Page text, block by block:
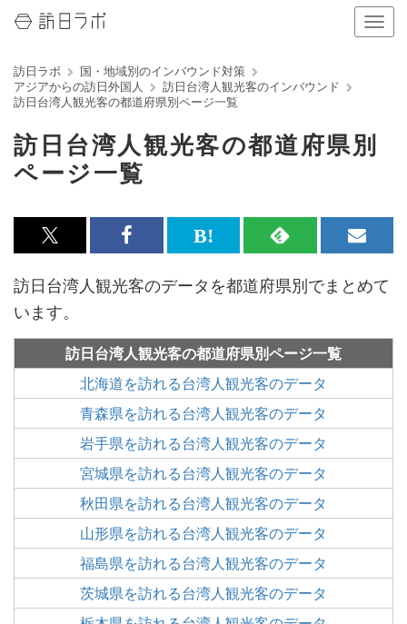
ナ
ビ
ン
の
え
る
訪日ラボ
国・地域別のインバウンド対策
アジアからの訪日外国人
訪日台湾人観光客のインバウンド
訪日台湾人観光客の都道府県別ページ一覧
訪日台湾人観光客の都道府県別
ページ一覧
x<br>
で
記
事
を
ェ
ア
す
る
Facebook<br>
で
記
を
シ
ェ
ア
す
る
は
て
な
ッ
ク
マ
ー
ク
に
追
加
RSS
で
記
を
購
読
す
る
メ
ル
マ
す
る
訪日台湾人観光客のデータを都道府県別でまとめて
います。
訪日台湾人観光客の都道府県別ページ一覧
北海道を訪れる台湾人観光客のデータ
青森県を訪れる台湾人観光客のデータ
岩手県を訪れる台湾人観光客のデータ
宮城県を訪れる台湾人観光客のデータ
秋田県を訪れる台湾人観光客のデータ
山形県を訪れる台湾人観光客のデータ
福島県を訪れる台湾人観光客のデータ
茨城県を訪れる台湾人観光客のデータ